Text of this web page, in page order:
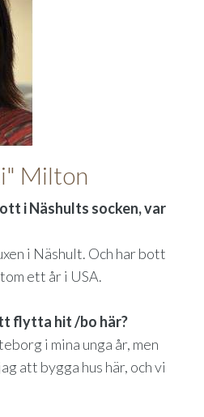
Milton
i Näshults socken, var
i Näshult. Och har bott
ett år i USA.
flytta hit /bo här?
i mina unga år, men
att bygga hus här, och vi